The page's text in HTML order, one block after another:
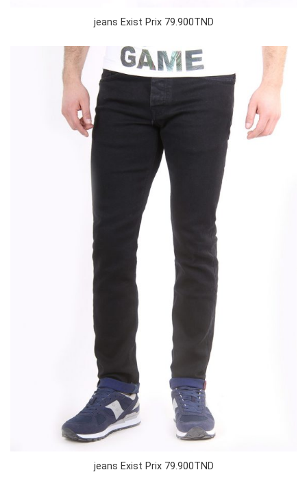
jeans Exist Prix 79.900TND
jeans Exist Prix 79.900TND